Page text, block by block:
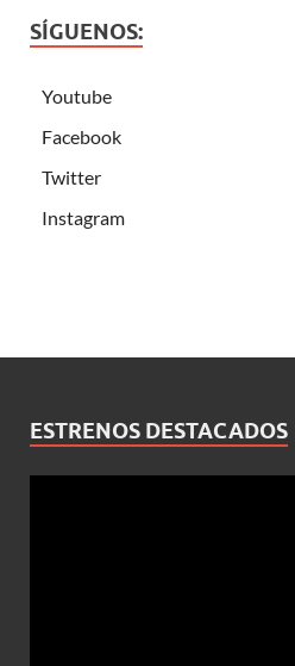
SÍGUENOS:
Youtube
Facebook
Twitter
Instagram
ESTRENOS DESTACADOS